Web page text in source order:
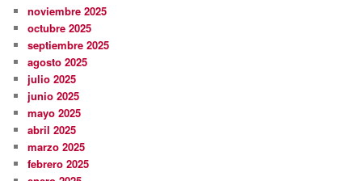
noviembre 2025
octubre 2025
septiembre 2025
agosto 2025
julio 2025
junio 2025
mayo 2025
abril 2025
marzo 2025
febrero 2025